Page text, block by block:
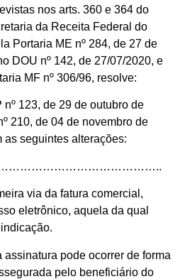
nos arts. 360 e 364 do
da Receita Federal do
Portaria ME nº 284, de 27 de
DOU nº 142, de 27/07/2020, e
MF nº 306/96, resolve:
nº 123, de 29 de outubro de
210, de 04 de novembro de
as seguintes alterações:
via da fatura comercial,
eletrônico, aquela da qual
assinatura pode ocorrer de forma
pelo beneficiário do